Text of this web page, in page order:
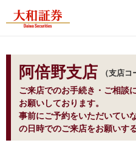
阿倍野支店 支店コ
ご来店でのお手続き・ご相談
お願いしております。
事前にご予約をいただいてい
の日時でのご来店をお願いす